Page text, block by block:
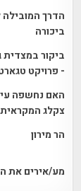
הדרך המובילה
ביכורה
ביקור
- פרויקט
האם נחשפה
צקלג
הר מירון
מע/אירים את